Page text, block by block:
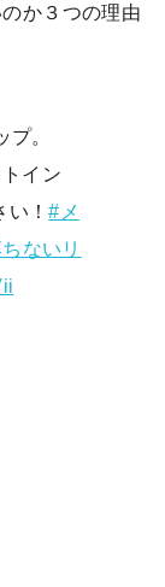
か３つの理由
。
イン
い！#メ
ないリ